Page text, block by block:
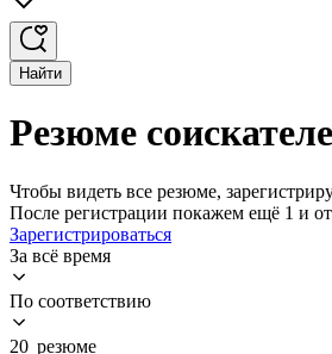
Найти
Резюме
Чтобы видеть все резюме,
После регистрации покажем ещё 1 и
Зарегистрироваться
За всё время
По соответствию
20 резюме